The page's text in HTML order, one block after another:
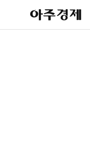
아
주
제